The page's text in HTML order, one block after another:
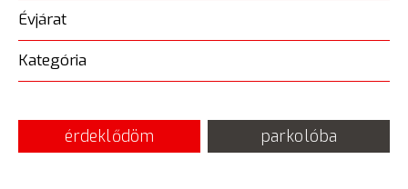
Évjárat
Kategória
érdeklődöm parkolóba